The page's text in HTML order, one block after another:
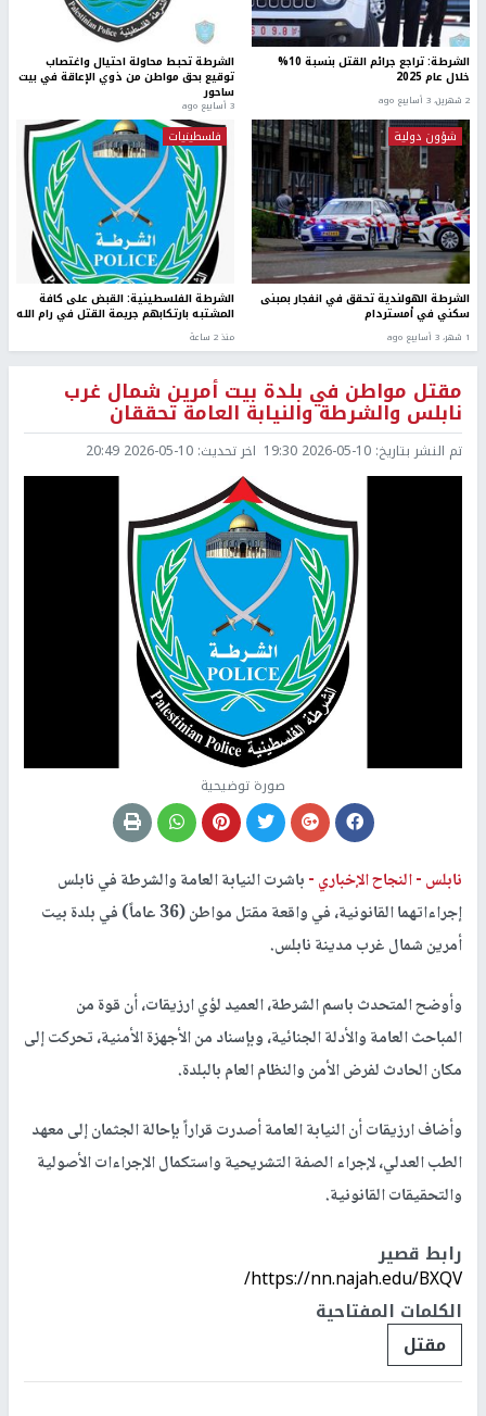
الشرطة: تراجع جرائم القتل بنسبة 10%
خلال عام 2025
2 شهرين، 3 أسابيع ago
الشرطة تحبط محاولة احتيال واغتصاب
توقيع بحق مواطن من ذوي الإعاقة في بيت
ساحور
3 أسابيع ago
شؤون دولية
الشرطة الهولندية تحقق في انفجار بمبنى
سكني في أمستردام
1 شهر، 3 أسابيع ago
فلسطينيات
الشرطة الفلسطينية: القبض على كافة
المشتبه بارتكابهم جريمة القتل في رام الله
منذ 2 ساعة
مقتل مواطن في بلدة بيت أمرين شمال غرب
نابلس والشرطة والنيابة العامة تحققان
تم النشر بتاريخ: 2026-05-10 19:30 اخر تحديث: 2026-05-10 20:49
صورة توضيحية
نابلس -النجاح الإخباري -باشرت النيابة العامة والشرطة في نابلس
إجراءاتهما القانونية، في واقعة مقتل مواطن (36 عاماً) في بلدة بيت
أمرين شمال غرب مدينة نابلس.
وأوضح المتحدث باسم الشرطة، العميد لؤي ارزيقات، أن قوة من
المباحث العامة والأدلة الجنائية، وبإسناد من الأجهزة الأمنية، تحركت إلى
مكان الحادث لفرض الأمن والنظام العام بالبلدة.
وأضاف ارزيقات أن النيابة العامة أصدرت قراراً بإحالة الجثمان إلى معهد
الطب العدلي، لإجراء الصفة التشريحية واستكمال الإجراءات الأصولية
والتحقيقات القانونية.
رابط قصير
https://nn.najah.edu/BXQV/
الكلمات المفتاحية
مقتل